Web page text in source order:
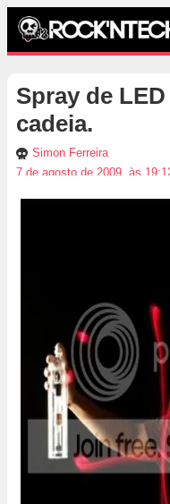
Spray de
cadeia.
Simon Ferreira
7 de agosto de 2009, às